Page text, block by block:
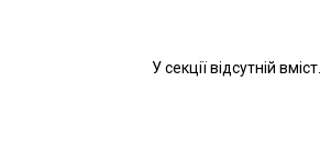
У секції відсутній вміст.